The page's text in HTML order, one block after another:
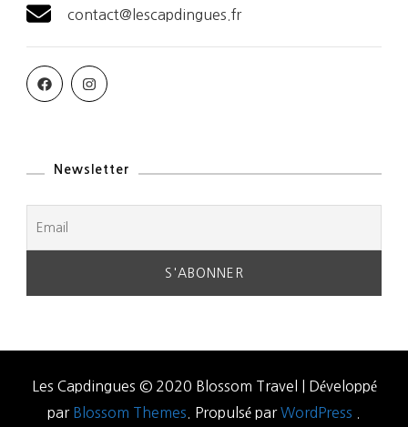
contact@lescapdingues.fr
Newsletter
Les Capdingues © 2020 Blossom Travel | Développé
par Blossom Themes . Propulsé parWordPress